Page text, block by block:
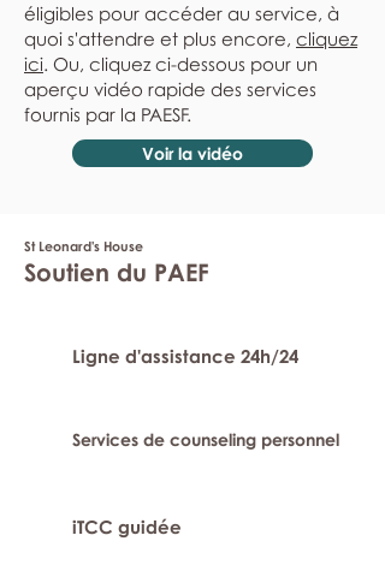
éligibles pour accéder au service, à
quoi s'attendre et plus encore, cliquez
ici. Ou, cliquez ci-dessous pour un
aperçu vidéo rapide des services
fournis par la PAESF.
Voir la vidéo
St Leonard's House
Soutien du PAEF
Ligne d'assistance 24h/24
Services de counseling personnel
iTCC guidée